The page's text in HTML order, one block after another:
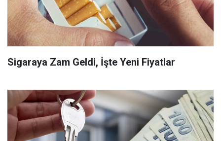
Sigaraya Zam Geldi, İşte Yeni Fiyatlar